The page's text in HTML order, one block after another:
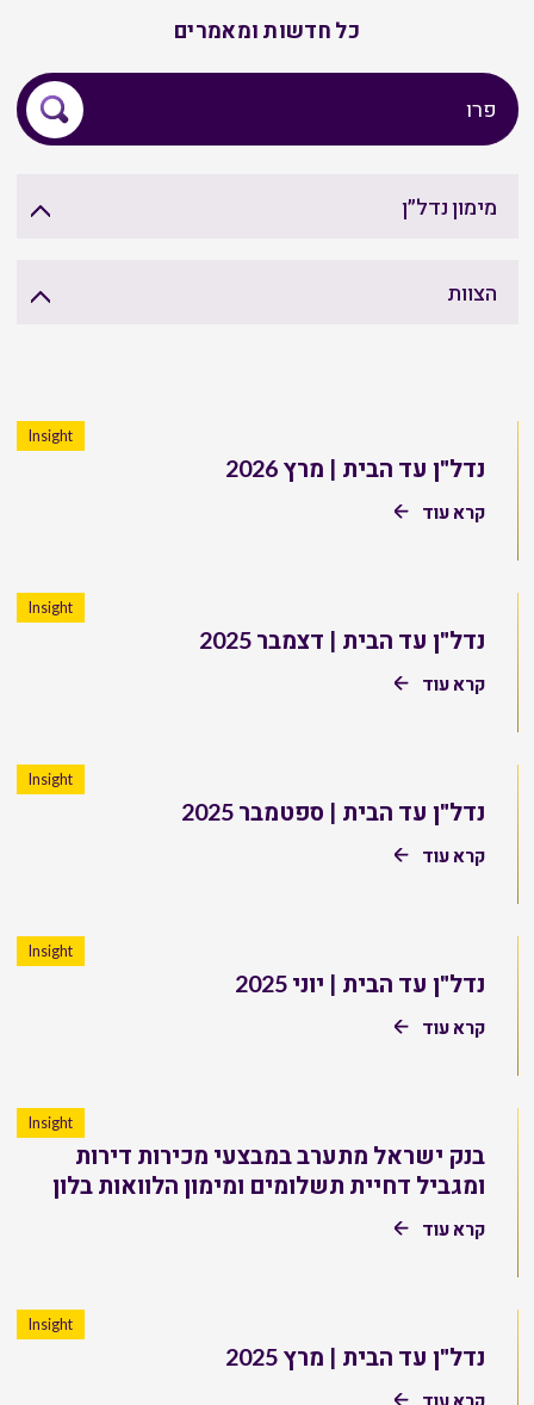
כל חדשות ומאמרים
מימון נדל״ן
הצוות
נדל"ן עד הבית | מרץ 2026
Insight
קרא עוד
נדל"ן עד הבית | דצמבר 2025
Insight
קרא עוד
נדל"ן עד הבית | ספטמבר 2025
Insight
קרא עוד
נדל"ן עד הבית | יוני 2025
Insight
קרא עוד
בנק ישראל מתערב במבצעי מכירות דירות
ומגביל דחיית תשלומים ומימון הלוואות בלון
Insight
קרא עוד
נדל"ן עד הבית | מרץ 2025
Insight
קרא עוד